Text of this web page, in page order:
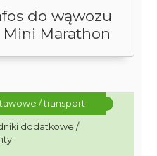
do wąwozu
Mini Marathon
/ transport
dodatkowe /